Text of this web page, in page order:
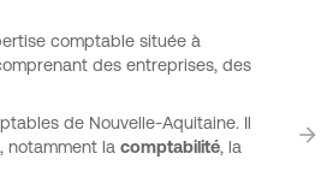
comptable située à
des entreprises, des
de Nouvelle-Aquitaine. Il
notamment la comptabilité, la